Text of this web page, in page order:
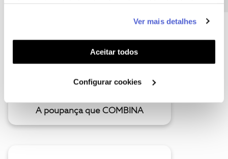
funcionalidades (cookies de personalização e
funcionalidade) e adaptar anúncios aos seus interesses
(cookies de publicidade personalizada). Pode gerir a
utilização dos cookies clicando em "Configurar
Ver mais detalhes
Aceitar todos
Configurar cookies
A poupança que COMBINA